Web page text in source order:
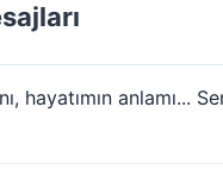
hayatımın